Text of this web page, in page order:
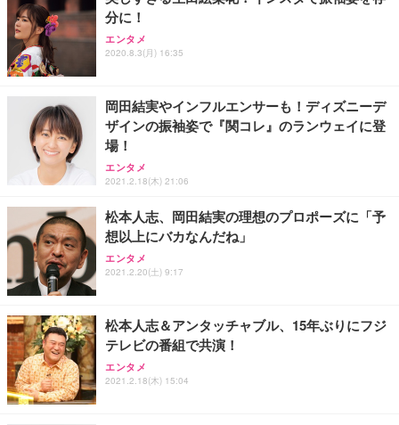
Sezlife オフィスチェア デスクチェア 疲れない テレ
ワーク チェア 強化バックレスト 30度ロッキング機
能 人間工学 椅子 腰サポート 90度跳ね上げ式アーム
務用 おしゃれ パソコンチェア (ホワイト)
ANDWINT オフィスチェア デスクチェア 肘なし メ
ッシュ 通気性 ランバーサポート付き 腰サポート ガ
ス圧無段階昇降 360度回転 キャスター付き コンパク
ト 幅52×奥行58.5×高さ84～96cm テレワーク 在宅
￥4,139
【整備済み品】Dell E2724HS 27インチ 液晶モニタ
ー フルHD（1920×1080）VA 非光沢 HDMI/DisplayP
ort/VGA スピーカー内蔵 高さ調整 スイベル VESA対
【MiniLED/24.5inch/280Hz/FHD】GRAPHT THE S
HOOTER Gaming Monitor 24” Essential ゲーミン
グモニター QD 24.5インチ 1ms FHD 量子ドット 残
像低減 (3年保証 | 輝点保証 | 日本メーカー)
￥34,980
Smart Basic(スマートベーシック) 【Amazon.co.jp
限定】 Smart Basic アイリスオーヤマ ペットシーツ
超厚型 お徳用 ワイド 100枚入 (x 1) (ケース販売)
アイリスオーヤマ ペットシーツ 超厚型 お徳用 レギ
ュラー 200枚入【Amazon.co.jp限定】
￥3,731
分に！
エンタメ
2020.8.3(月) 16:35
岡田結実やインフルエンサーも！ディズニーデ
ザインの振袖姿で『関コレ』のランウェイに登
場！
エンタメ
2021.2.18(木) 21:06
松本人志、岡田結実の理想のプロポーズに「予
想以上にバカなんだね」
エンタメ
2021.2.20(土) 9:17
松本人志＆アンタッチャブル、15年ぶりにフジ
テレビの番組で共演！
エンタメ
2021.2.18(木) 15:04